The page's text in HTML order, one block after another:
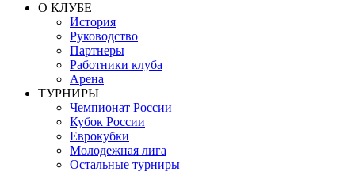
О КЛУБЕ
История
Руководство
Партнеры
Работники клуба
Арена
ТУРНИРЫ
Чемпионат России
Кубок России
Еврокубки
Молодежная лига
Остальные турниры